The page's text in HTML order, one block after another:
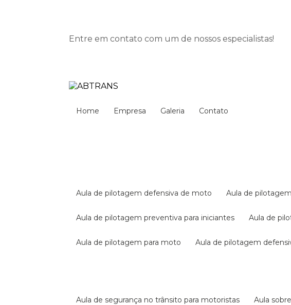
Entre em contato com um de nossos especialistas!
Home Empresa Galeria Contato
aula de pilotagem defensiva de moto aula de
aula de pilotagem preventiva para iniciantes aula de
aula de pilotagem para moto aula de pilotagem
aula de segurança no trânsito para motoristas aula